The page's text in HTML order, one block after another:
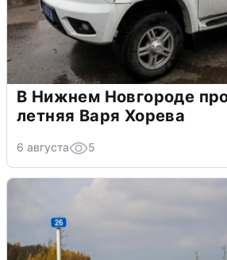
В Нижнем Новгороде
летняя Варя Хорева
6 августа 5